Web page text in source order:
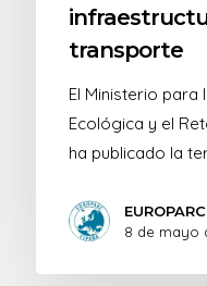
transporte
El Ministerio para
Ecológica y el
ha publicado la
8 de mayo